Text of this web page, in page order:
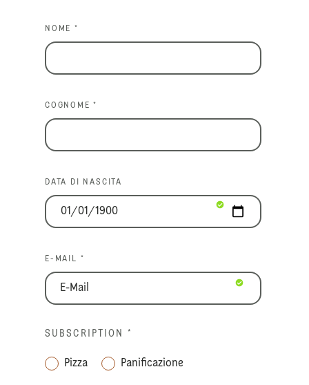
NOME *
COGNOME *
DATA DI NASCITA
E-MAIL *
SUBSCRIPTION *
Pizza Panificazione